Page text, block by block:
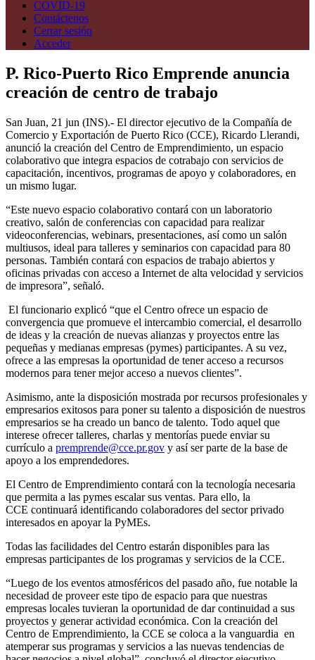
COVID-19
Contáctenos
Cerrar sesión
Acceder
P. Rico-Puerto Rico Emprende anuncia
creación de centro de trabajo
San Juan, 21 jun (INS).- El director ejecutivo de la Compañía de
Comercio y Exportación de Puerto Rico (CCE), Ricardo Llerandi,
anunció la creación del Centro de Emprendimiento, un espacio
colaborativo que integra espacios de cotrabajo con servicios de
capacitación, incentivos, programas de apoyo y colaboradores, en
un mismo lugar.
“Este nuevo espacio colaborativo contará con un laboratorio
creativo, salón de conferencias con capacidad para realizar
videoconferencias, webinars, presentaciones, así como un salón
multiusos, ideal para talleres y seminarios con capacidad para 80
personas. También contará con espacios de trabajo abiertos y
oficinas privadas con acceso a Internet de alta velocidad y servicios
de impresora”, señaló.
El funcionario explicó “que el Centro ofrece un espacio de
convergencia que promueve el intercambio comercial, el desarrollo
de ideas y la creación de nuevas alianzas y proyectos entre las
pequeñas y medianas empresas (pymes) participantes. A su vez,
ofrece a las empresas la oportunidad de tener acceso a recursos
modernos para tener mejor acceso a nuevos clientes”.
Asimismo, ante la disposición mostrada por recursos profesionales y
empresarios exitosos para poner su talento a disposición de nuestros
empresarios se ha creado un banco de talento. Todo aquel que
interese ofrecer talleres, charlas y mentorías puede enviar su
currículo a premprende@cce.pr.gov y así ser parte de la base de
apoyo a los emprendedores.
El Centro de Emprendimiento contará con la tecnología necesaria
que permita a las pymes escalar sus ventas. Para ello, la
CCE continuará identificando colaboradores del sector privado
interesados en apoyar la PyMEs.
Todas las facilidades del Centro estarán disponibles para las
empresas participantes de los programas y servicios de la CCE.
“Luego de los eventos atmosféricos del pasado año, fue notable la
necesidad de proveer este tipo de espacio para que nuestras
empresas locales tuvieran la oportunidad de dar continuidad a sus
proyectos y generar actividad económica. Con la creación del
Centro de Emprendimiento, la CCE se coloca a la vanguardia en
atemperar sus programas y servicios a las nuevas tendencias de